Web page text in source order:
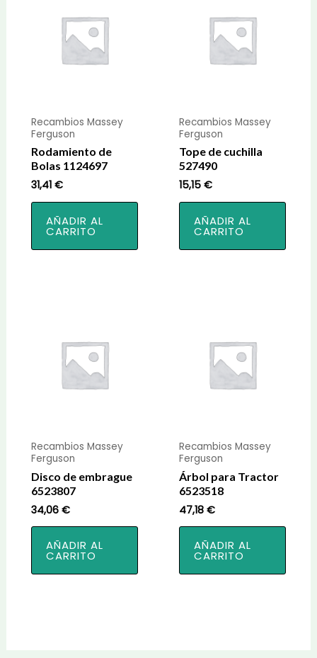
Recambios Massey
Ferguson
Rodamiento de
Bolas 1124697
31,41 €
AÑADIR AL
CARRITO
Recambios Massey
Ferguson
Tope de cuchilla
527490
15,15€
AÑADIR AL
CARRITO
Recambios Massey
Ferguson
Disco de embrague
6523807
34,06 €
AÑADIR AL
CARRITO
Recambios Massey
Ferguson
Árbol para Tractor
6523518
47,18€
AÑADIR AL
CARRITO